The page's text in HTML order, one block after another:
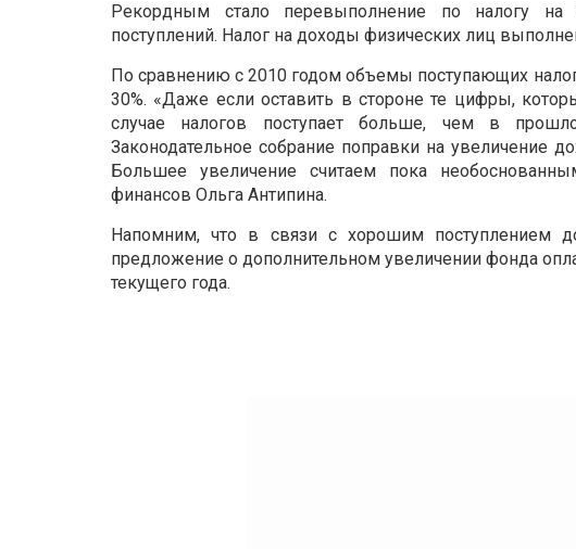
Рекордным стало перевыполнение по налогу
поступлений. Налог на доходы физических лиц
По сравнению с 2010 годом объемы поступающих
30%. «Даже если оставить в стороне те цифры,
случае налогов поступает больше, чем в
Законодательное собрание поправки на увеличение
Большее увеличение считаем пока
финансов Ольга Антипина.
Напомним, что в связи с хорошим поступлением
предложение о дополнительном увеличении фонда
текущего года.